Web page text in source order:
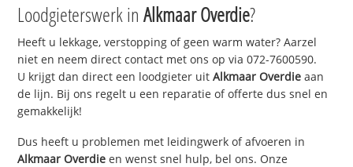
Loodgieterswerk inAlkmaar Overdie?
Heeft u lekkage, verstopping of geen warm water? Aarzel
niet en neem direct contact met ons op via 072-7600590.
U krijgt dan direct een loodgieter uitAlkmaar Overdie aan
de lijn. Bij ons regelt u een reparatie of offerte dus snel en
gemakkelijk!
Dus heeft u problemen met leidingwerk of afvoeren in
Alkmaar Overdie en wenst snel hulp, bel ons. Onze